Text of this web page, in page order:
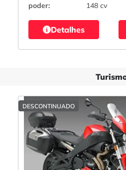
poder: 148 cv
Detalhes
DESCONTINUADO